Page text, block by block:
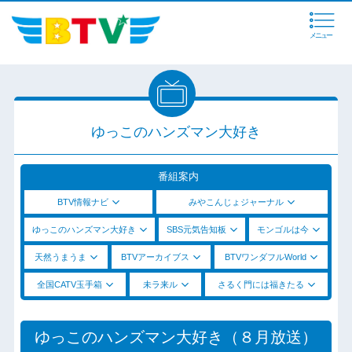
メニュー
ゆっこのハンズマン大好き
番組案内
BTV情報ナビ みやこんじょジャーナル
ゆっこのハンズマン大好き SBS元気告知板 モンゴルは今
天然うまうま BTVアーカイブス BTVワンダフルWorld
全国CATV玉手箱 未ラ来ル さるく門には福きたる
ゆっこのハンズマン大好き（８月放送）